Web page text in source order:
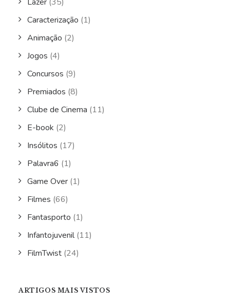
Caracterização (1)
Animação (2)
Jogos (4)
Concursos (9)
Premiados (8)
Clube de Cinema (11)
E-book (2)
Insólitos (17)
Palavra6 (1)
Game Over (1)
Filmes (66)
Fantasporto (1)
Infantojuvenil(11)
FilmTwist (24)
ARTIGOS MAIS VISTOS